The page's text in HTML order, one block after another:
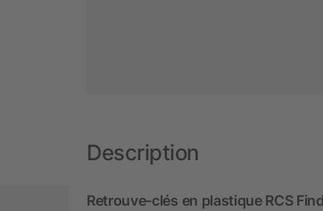
Description
Retrouve-clés en plastique RCS